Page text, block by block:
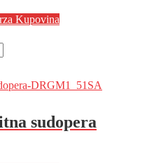
Kupovina
sudopera